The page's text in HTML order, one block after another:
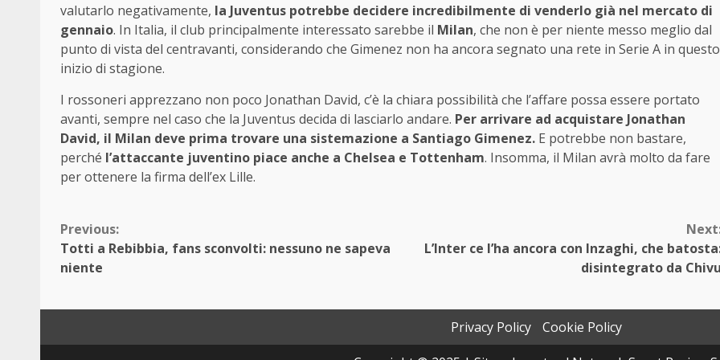
valutarlo negativamente, la Juventus potrebbe decidere incredibilmente di venderlo già nel mercato di
gennaio. In Italia, il club principalmente interessato sarebbe il Milan, che non è per niente messo meglio dal
punto di vista del centravanti, considerando che Gimenez non ha ancora segnato una rete in Serie A in questo
inizio di stagione.
I rossoneri apprezzano non poco Jonathan David, c’è la chiara possibilità che l’affare possa essere portato
avanti, sempre nel caso che la Juventus decida di lasciarlo andare. Per arrivare ad acquistare Jonathan
David, il Milan deve prima trovare una sistemazione a Santiago Gimenez. E potrebbe non bastare,
perché l’attaccante juventino piace anche a Chelsea e Tottenham. Insomma, il Milan avrà molto da fare
per ottenere la firma dell’ex Lille.
Continue
Reading
Previous:
Totti a Rebibbia, fans sconvolti: nessuno ne sapeva
niente
L’Inter ce l’ha ancora con Inzaghi, che
disintegrato da Chivu
Privacy Policy
Cookie Policy